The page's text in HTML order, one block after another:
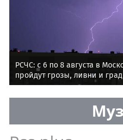
РСЧС: с 6 по 8 августа в
пройдут грозы, ливни и град